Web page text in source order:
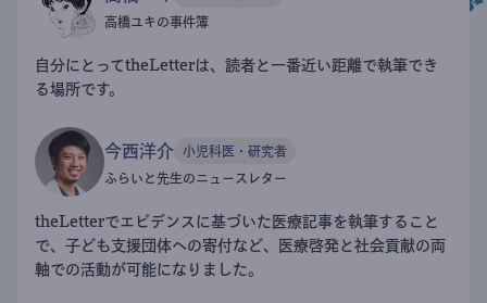
高橋ユキの事件簿
自分にとってtheLetterは、読者と一番近い距離で執筆でき
る場所です。
今西洋介 小児科医・研究者
ふらいと先生のニュースレター
theLetterでエビデンスに基づいた医療記事を執筆すること
で、子ども支援団体への寄付など、医療啓発と社会貢献の両
軸での活動が可能になりました。